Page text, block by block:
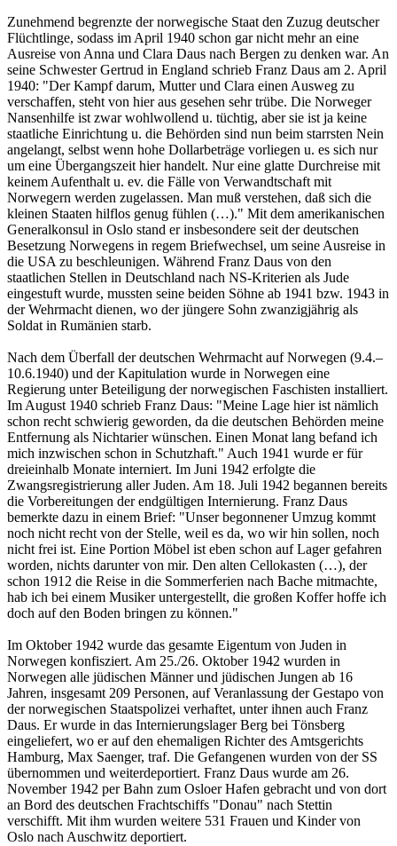
Zunehmend begrenzte der norwegische Staat den Zuzug deutscher
Flüchtlinge, sodass im April 1940 schon gar nicht mehr an eine
Ausreise von Anna und Clara Daus nach Bergen zu denken war. An
seine Schwester Gertrud in England schrieb Franz Daus am 2. April
1940: "Der Kampf darum, Mutter und Clara einen Ausweg zu
verschaffen, steht von hier aus gesehen sehr trübe. Die Norweger
Nansenhilfe ist zwar wohlwollend u. tüchtig, aber sie ist ja keine
staatliche Einrichtung u. die Behörden sind nun beim starrsten Nein
angelangt, selbst wenn hohe Dollarbeträge vorliegen u. es sich nur
um eine Übergangszeit hier handelt. Nur eine glatte Durchreise mit
keinem Aufenthalt u. ev. die Fälle von Verwandtschaft mit
Norwegern werden zugelassen. Man muß verstehen, daß sich die
kleinen Staaten hilflos genug fühlen (…)." Mit dem amerikanischen
Generalkonsul in Oslo stand er insbesondere seit der deutschen
Besetzung Norwegens in regem Briefwechsel, um seine Ausreise in
die USA zu beschleunigen. Während Franz Daus von den
staatlichen Stellen in Deutschland nach NS-Kriterien als Jude
eingestuft wurde, mussten seine beiden Söhne ab 1941 bzw. 1943 in
der Wehrmacht dienen, wo der jüngere Sohn zwanzigjährig als
Soldat in Rumänien starb.
Nach dem Überfall der deutschen Wehrmacht auf Norwegen (9.4.–
10.6.1940) und der Kapitulation wurde in Norwegen eine
Regierung unter Beteiligung der norwegischen Faschisten installiert.
Im August 1940 schrieb Franz Daus: "Meine Lage hier ist nämlich
schon recht schwierig geworden, da die deutschen Behörden meine
Entfernung als Nichtarier wünschen. Einen Monat lang befand ich
mich inzwischen schon in Schutzhaft." Auch 1941 wurde er für
dreieinhalb Monate interniert. Im Juni 1942 erfolgte die
Zwangsregistrierung aller Juden. Am 18. Juli 1942 begannen bereits
die Vorbereitungen der endgültigen Internierung. Franz Daus
bemerkte dazu in einem Brief: "Unser begonnener Umzug kommt
noch nicht recht von der Stelle, weil es da, wo wir hin sollen, noch
nicht frei ist. Eine Portion Möbel ist eben schon auf Lager gefahren
worden, nichts darunter von mir. Den alten Cellokasten (…), der
schon 1912 die Reise in die Sommerferien nach Bache mitmachte,
hab ich bei einem Musiker untergestellt, die großen Koffer hoffe ich
doch auf den Boden bringen zu können."
Im Oktober 1942 wurde das gesamte Eigentum von Juden in
Norwegen konfisziert. Am 25./26. Oktober 1942 wurden in
Norwegen alle jüdischen Männer und jüdischen Jungen ab 16
Jahren, insgesamt 209 Personen, auf Veranlassung der Gestapo von
der norwegischen Staatspolizei verhaftet, unter ihnen auch Franz
Daus. Er wurde in das Internierungslager Berg bei Tönsberg
eingeliefert, wo er auf den ehemaligen Richter des Amtsgerichts
Hamburg, Max Saenger, traf. Die Gefangenen wurden von der SS
übernommen und weiterdeportiert. Franz Daus wurde am 26.
November 1942 per Bahn zum Osloer Hafen gebracht und von dort
an Bord des deutschen Frachtschiffs "Donau" nach Stettin
verschifft. Mit ihm wurden weitere 531 Frauen und Kinder von
Oslo nach Auschwitz deportiert.